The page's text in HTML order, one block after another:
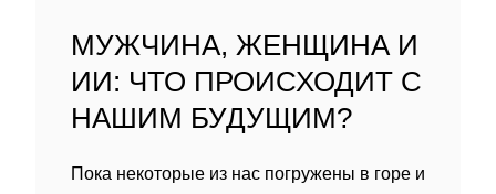
МУЖЧИНА, ЖЕНЩИНА И
ИИ: ЧТО ПРОИСХОДИТ С
НАШИМ БУДУЩИМ?
Пока некоторые из нас погружены в горе и